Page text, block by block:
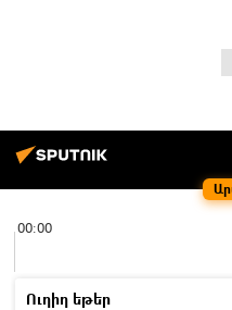
00:00
Ուղիղ եթեր